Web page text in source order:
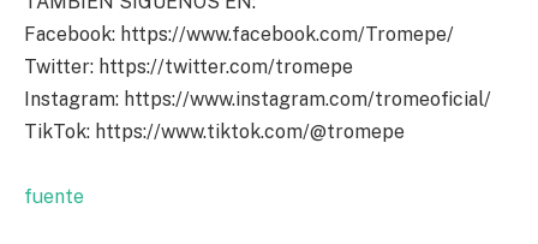
Facebook: https://www.facebook.com/Tromepe/
Twitter: https://twitter.com/tromepe
Instagram: https://www.instagram.com/tromeoficial/
TikTok: https://www.tiktok.com/@tromepe
fuente